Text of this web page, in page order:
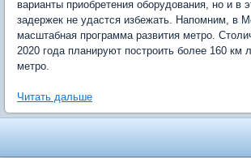
варианты приобретения оборудования, но и в
задержек не удастся избежать. Напомним, в
масштабная программа развития метро.
2020 года планируют построить более 160 км
метро.
Читать дальше